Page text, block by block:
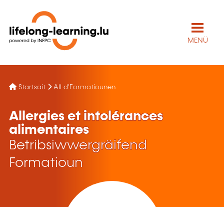
MENÜ
Startsäit All d'Formatiounen
Allergies et intolérances
alimentaires
Betribsiwwergräifend
Formatioun